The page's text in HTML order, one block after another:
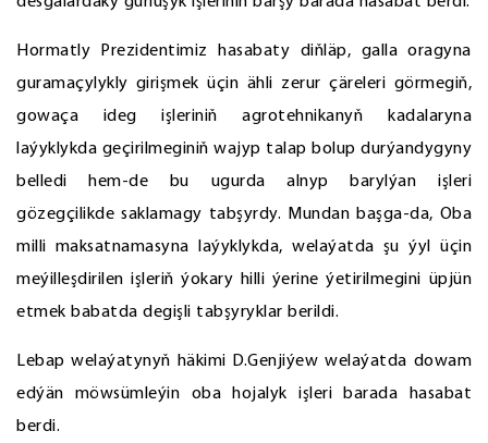
Hormatly Prezidentimiz hasabaty diňläp, galla oragyna
guramaçylykly girişmek üçin ähli zerur çäreleri görmegiň,
gowaça ideg işleriniň agrotehnikanyň kadalaryna
laýyklykda geçirilmeginiň wajyp talap bolup durýandygyny
belledi hem-de bu ugurda alnyp barylýan işleri
gözegçilikde saklamagy tabşyrdy. Mundan başga-da, Oba
milli maksatnamasyna laýyklykda, welaýatda şu ýyl üçin
meýilleşdirilen işleriň ýokary hilli ýerine ýetirilmegini üpjün
etmek babatda degişli tabşyryklar berildi.
Lebap welaýatynyň häkimi D.Genjiýew welaýatda dowam
edýän möwsümleýin oba hojalyk işleri barada hasabat
berdi.